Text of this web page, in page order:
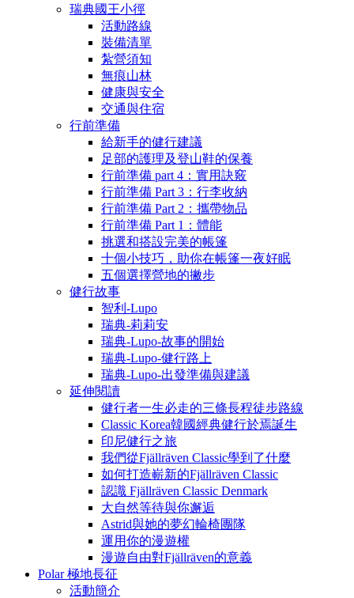
瑞典國王小徑
活動路線
裝備清單
紮營須知
無痕山林
健康與安全
交通與住宿
行前準備
給新手的健行建議
足部的護理及登山鞋的保養
行前準備 part 4：實用訣竅
行前準備 Part 3：行李收納
行前準備 Part 2：攜帶物品
行前準備 Part 1：體能
挑選和搭設完美的帳篷
十個小技巧，助你在帳篷一夜好眠
五個選擇營地的撇步
健行故事
智利-Lupo
瑞典-莉莉安
瑞典-Lupo-故事的開始
瑞典-Lupo-健行路上
瑞典-Lupo-出發準備與建議
延伸閱讀
健行者一生必走的三條長程徒步路線
Classic Korea韓國經典健行於焉誕生
印尼健行之旅
我們從Fjällräven Classic學到了什麼
如何打造嶄新的Fjällräven Classic
認識 Fjällräven Classic Denmark
大自然等待與你邂逅
Astrid與她的夢幻輪椅團隊
運用你的漫遊權
漫遊自由對Fjällräven的意義
Polar 極地長征
活動簡介